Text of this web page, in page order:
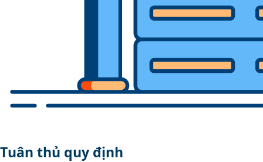
Tuân thủ quy định